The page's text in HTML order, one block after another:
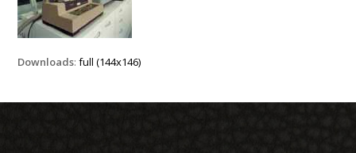
Downloads:full (144x146)